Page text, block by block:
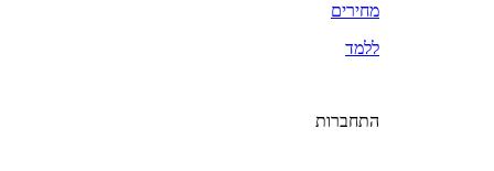
מחירים
ללמד
התחברות